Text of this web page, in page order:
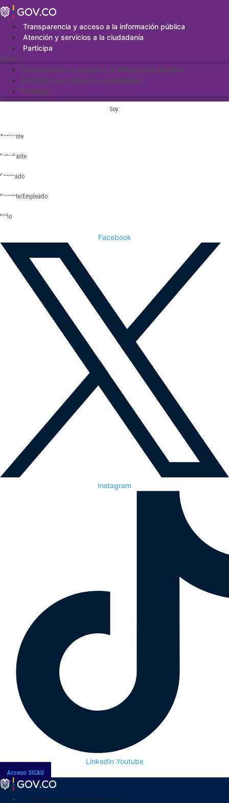
Saltar
al
contenidoTransparencia y acceso a la información pública
Atención y servicios a la ciudadanía
Participa
Menu
Transparencia y acceso a la información pública
Atención y servicios a la ciudadanía
Participa
Soy:
Aspirante
Estudiante
Egresado
Docente/Empleado
Niño
Facebook
Instagram
Linkedin Youtube
Acceso SICAU